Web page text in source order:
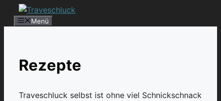
Zum
Inhalt
Menü
Rezepte
Traveschluck selbst ist ohne viel Schnickschnack